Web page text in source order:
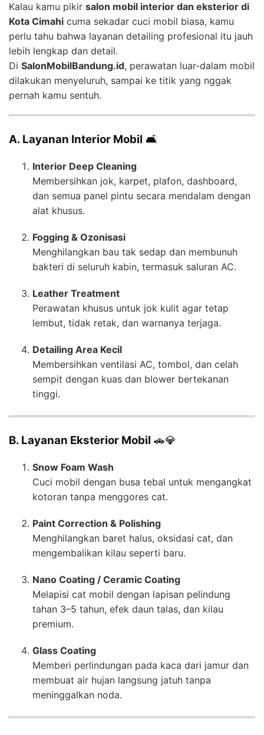
Kalau kamu pikir salon mobil interior dan eksterior di
Kota Cimahi cuma sekadar cuci mobil biasa, kamu
perlu tahu bahwa layanan detailing profesional itu jauh
lebih lengkap dan detail.
Di SalonMobilBandung.id, perawatan luar-dalam mobil
dilakukan menyeluruh, sampai ke titik yang nggak
pernah kamu sentuh.
A. Layanan Interior Mobil 🛋️
Interior Deep Cleaning
Membersihkan jok, karpet, plafon, dashboard,
dan semua panel pintu secara mendalam dengan
alat khusus.
Fogging & Ozonisasi
Menghilangkan bau tak sedap dan membunuh
bakteri di seluruh kabin, termasuk saluran AC.
Leather Treatment
Perawatan khusus untuk jok kulit agar tetap
lembut, tidak retak, dan warnanya terjaga.
Detailing Area Kecil
Membersihkan ventilasi AC, tombol, dan celah
sempit dengan kuas dan blower bertekanan
tinggi.
B. Layanan Eksterior Mobil 🚗💎
Snow Foam Wash
Cuci mobil dengan busa tebal untuk mengangkat
kotoran tanpa menggores cat.
Paint Correction & Polishing
Menghilangkan baret halus, oksidasi cat, dan
mengembalikan kilau seperti baru.
Nano Coating / Ceramic Coating
Melapisi cat mobil dengan lapisan pelindung
tahan 3–5 tahun, efek daun talas, dan kilau
premium.
Glass Coating
Memberi perlindungan pada kaca dari jamur dan
membuat air hujan langsung jatuh tanpa
meninggalkan noda.